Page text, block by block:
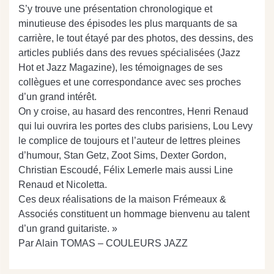
S’y trouve une présentation chronologique et
minutieuse des épisodes les plus marquants de sa
carrière, le tout étayé par des photos, des dessins, des
articles publiés dans des revues spécialisées (Jazz
Hot et Jazz Magazine), les témoignages de ses
collègues et une correspondance avec ses proches
d’un grand intérêt.
On y croise, au hasard des rencontres, Henri Renaud
qui lui ouvrira les portes des clubs parisiens, Lou Levy
le complice de toujours et l’auteur de lettres pleines
d’humour, Stan Getz, Zoot Sims, Dexter Gordon,
Christian Escoudé, Félix Lemerle mais aussi Line
Renaud et Nicoletta.
Ces deux réalisations de la maison Frémeaux &
Associés constituent un hommage bienvenu au talent
d’un grand guitariste. »
Par Alain TOMAS – COULEURS JAZZ